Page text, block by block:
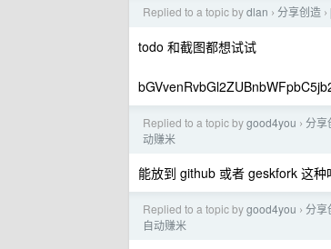
Replied to a topic bydlan › 分享创造 ›
todo 和截图都想试试
Replied to a topic bygood4you › 分享
动赚米
能放到 github 或者 geskfork 这
Replied to a topic bygood4you › 分享
自动赚米